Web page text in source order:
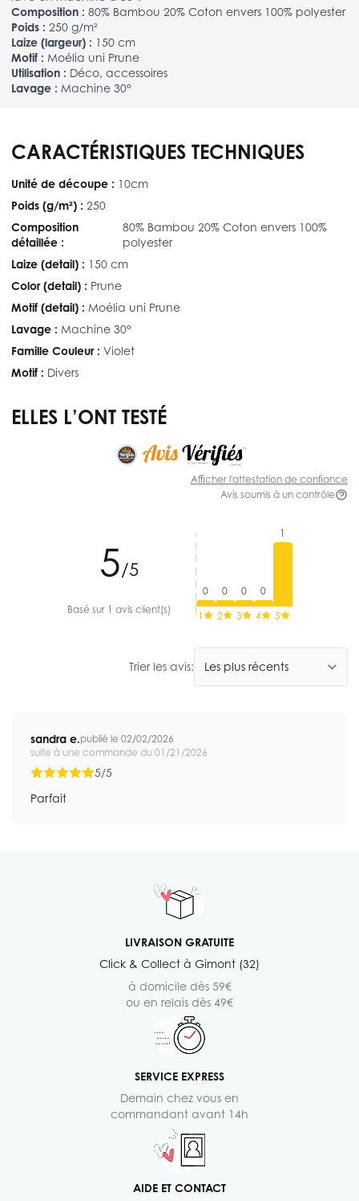
Composition : 80% Bambou 20% Coton envers 100% polyester
Poids : 250 g/m²
Laize (largeur) : 150 cm
Motif : Moélia uni Prune
Utilisation : Déco, accessoires
Lavage : Machine 30°
CARACTÉRISTIQUES TECHNIQUES
Unité de découpe : 10cm
Poids (g/m²) : 250
Composition
détaillée :
80% Bambou 20% Coton envers 100%
polyester
Laize (detail) : 150 cm
Color (detail) : Prune
Motif (detail) : Moélia uni Prune
Lavage : Machine 30°
Famille Couleur : Violet
Motif : Divers
ELLES L’ONT TESTÉ
Afficher l'attestation de confiance
Avis soumis à un contrôle
5/5
Basé sur 1 avis client(s)
0
1
0
2
0
3
0
4
1
5
Trier les avis:
sandra e.publié le 02/02/2026
suite à une commande du 01/21/2026
5/5
Parfait
LIVRAISON GRATUITE
Click & Collect à Gimont (32)
à domicile dès 59€
ou en relais dès 49€
SERVICE EXPRESS
Demain chez vous en
commandant avant 14h
AIDE ET CONTACT